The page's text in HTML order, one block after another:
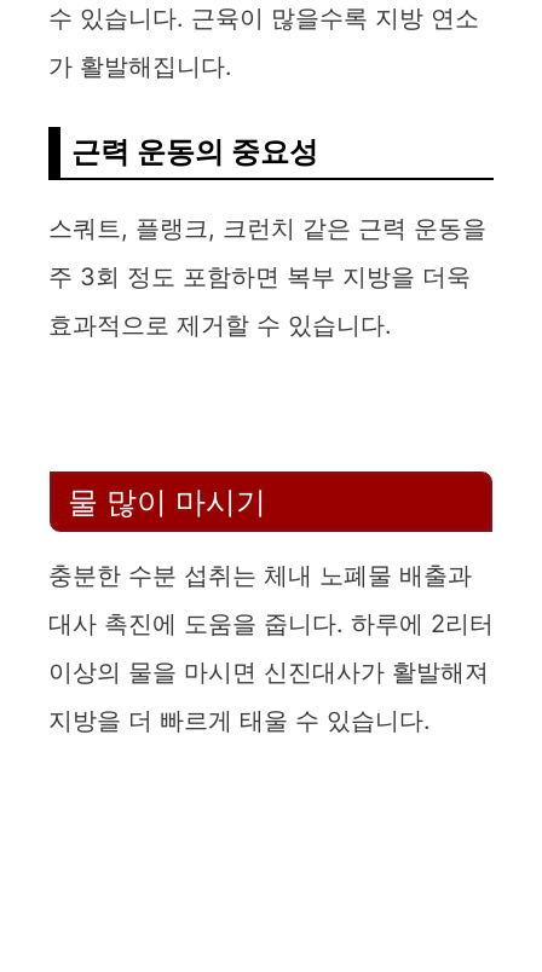
수 있습니다. 근육이 많을수록 지방 연소
가 활발해집니다.
근력 운동의 중요성
스쿼트, 플랭크, 크런치 같은 근력 운동을
주 3회 정도 포함하면 복부 지방을 더욱
효과적으로 제거할 수 있습니다.
물 많이 마시기
충분한 수분 섭취는 체내 노폐물 배출과
대사 촉진에 도움을 줍니다. 하루에 2리터
이상의 물을 마시면 신진대사가 활발해져
지방을 더 빠르게 태울 수 있습니다.